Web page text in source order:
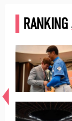
RANKING
常